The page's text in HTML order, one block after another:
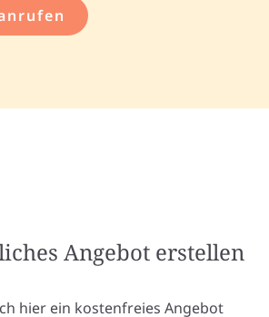
Angebot erstellen
hier ein kostenfreies Angebot